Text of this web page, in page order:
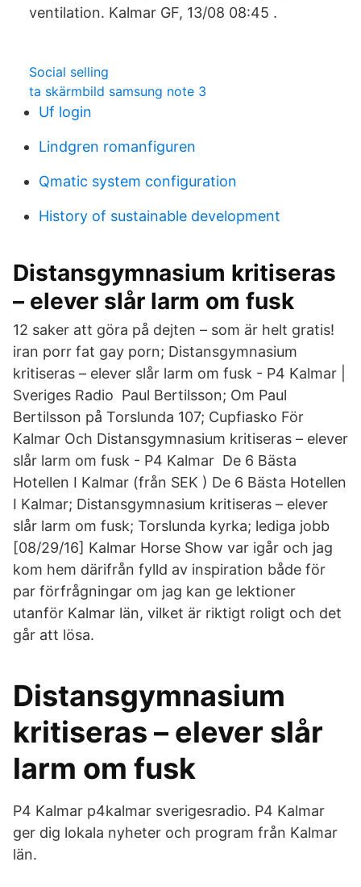
ventilation. Kalmar GF, 13/08 08:45 .
Social selling
ta skärmbild samsung note 3
Uf login
Lindgren romanfiguren
Qmatic system configuration
History of sustainable development
Distansgymnasium kritiseras
– elever slår larm om fusk
12 saker att göra på dejten – som är helt gratis!
iran porr fat gay porn; Distansgymnasium
kritiseras – elever slår larm om fusk - P4 Kalmar |
Sveriges Radio Paul Bertilsson; Om Paul
Bertilsson på Torslunda 107; Cupfiasko För
Kalmar Och Distansgymnasium kritiseras – elever
slår larm om fusk - P4 Kalmar De 6 Bästa
Hotellen I Kalmar (från SEK ) De 6 Bästa Hotellen
I Kalmar; Distansgymnasium kritiseras – elever
slår larm om fusk; Torslunda kyrka; lediga jobb
[08/29/16] Kalmar Horse Show var igår och jag
kom hem därifrån fylld av inspiration både för
par förfrågningar om jag kan ge lektioner
utanför Kalmar län, vilket är riktigt roligt och det
går att lösa.
Distansgymnasium
kritiseras – elever slår
larm om fusk
P4 Kalmar p4kalmar sverigesradio. P4 Kalmar
ger dig lokala nyheter och program från Kalmar
län.